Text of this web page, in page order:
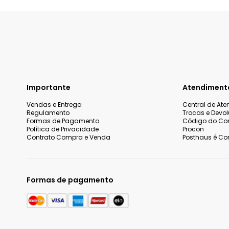
Importante
Vendas e Entrega
Regulamento
Formas de Pagamento
Política de Privacidade
Contrato Compra e Venda
Central de
Trocas e
Código do
Procon
Posthaus é
Formas de pagamento